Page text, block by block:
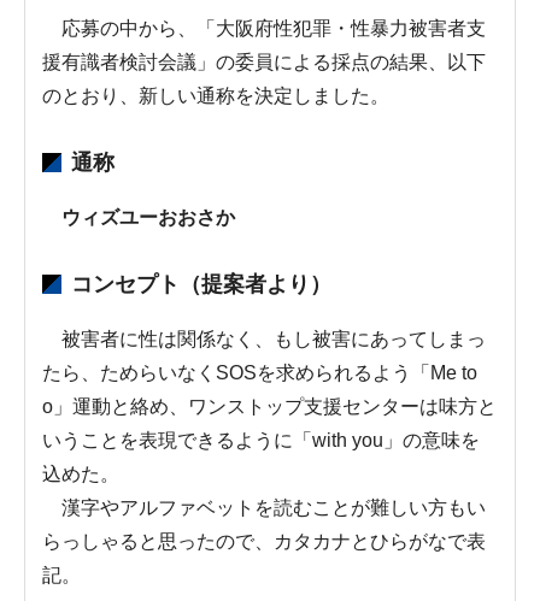
応募の中から、「大阪府性犯罪・性暴力被害者支
援有識者検討会議」の委員による採点の結果、以下
のとおり、新しい通称を決定しました。
通称
ウィズユーおおさか
コンセプト（提案者より）
被害者に性は関係なく、もし被害にあってしまっ
たら、ためらいなくSOSを求められるよう「Me to
o」運動と絡め、ワンストップ支援センターは味方と
いうことを表現できるように「with you」の意味を
込めた。
漢字やアルファベットを読むことが難しい方もい
らっしゃると思ったので、カタカナとひらがなで表
記。